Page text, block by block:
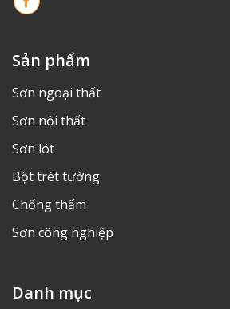
Sản phẩm
Sơn ngoại thất
Sơn nội thất
Sơn lót
Bột trét tường
Chống thấm
Sơn công nghiệp
Danh mục